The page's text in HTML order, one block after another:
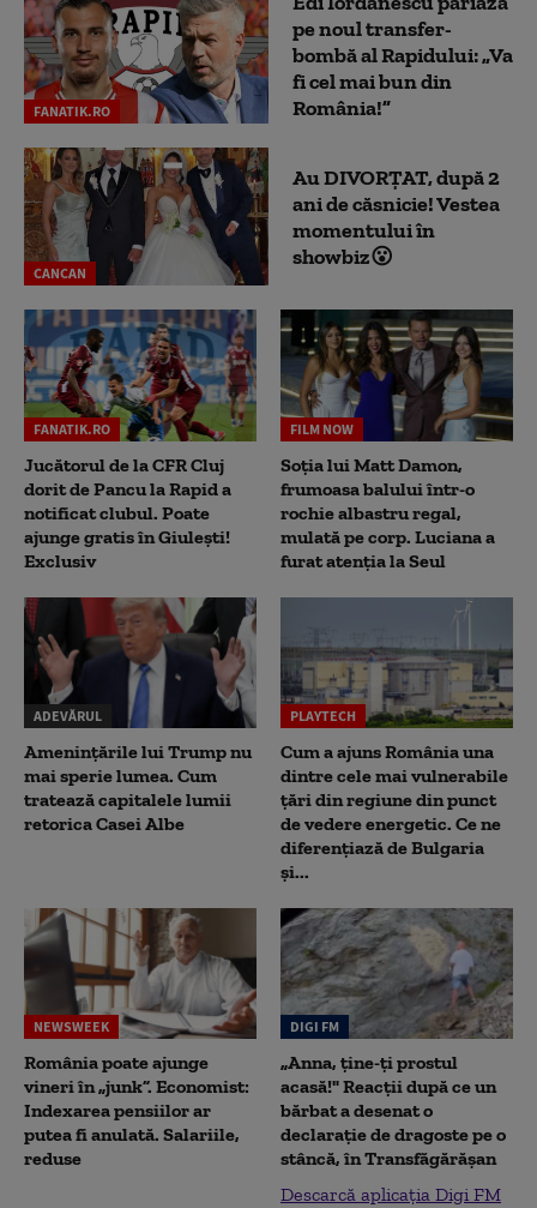
FANATIK.RO
pe noul transfer-
bombă al Rapidului: „Va
fi cel mai bun din
România!”
CANCAN
Au DIVORȚAT, după 2
ani de căsnicie! Vestea
momentului în
showbiz😮
FANATIK.RO
Jucătorul de la CFR Cluj
dorit de Pancu la Rapid a
notificat clubul. Poate
ajunge gratis în Giulești!
Exclusiv
FILM NOW
Soția lui Matt Damon,
frumoasa balului într-o
rochie albastru regal,
mulată pe corp. Luciana a
furat atenția la Seul
ADEVĂRUL
Amenințările lui Trump nu
mai sperie lumea. Cum
tratează capitalele lumii
retorica Casei Albe
PLAYTECH
Cum a ajuns România una
dintre cele mai vulnerabile
țări din regiune din punct
de vedere energetic. Ce ne
diferențiază de Bulgaria
și...
NEWSWEEK
România poate ajunge
vineri în „junk”. Economist:
Indexarea pensiilor ar
putea fi anulată. Salariile,
reduse
DIGI FM
„Anna, ţine-ţi prostul
acasă!" Reacţii după ce un
bărbat a desenat o
declaraţie de dragoste pe o
stâncă, în Transfăgărăşan
Descarcă aplicația Digi FM